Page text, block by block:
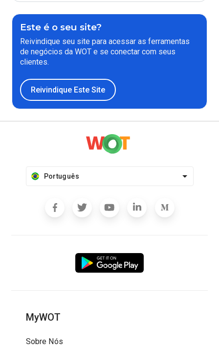
Este é o seu site?
Reivindique seu site para acessar as ferramentas
de negócios da WOT e se conectar com seus
clientes.
Reivindique Este Site
Português
MyWOT
Sobre Nós